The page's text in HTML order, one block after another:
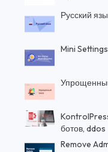
Русский
Mini
ботов, ddos
Remove